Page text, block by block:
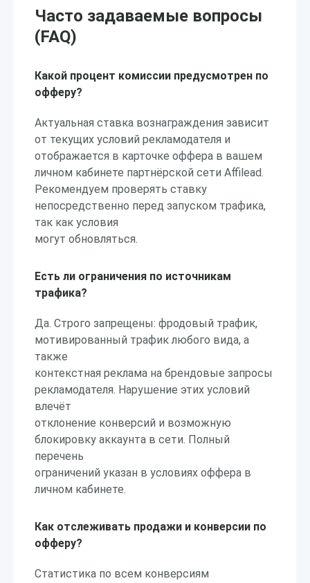
Часто задаваемые вопросы
(FAQ)
Какой процент комиссии предусмотрен по
офферу?
Актуальная ставка вознаграждения зависит
от текущих условий рекламодателя и
отображается в карточке оффера в вашем
личном кабинете партнёрской сети Affilead.
Рекомендуем проверять ставку
непосредственно перед запуском трафика,
так как условия
могут обновляться.
Есть ли ограничения по источникам
трафика?
Да. Строго запрещены: фродовый трафик,
мотивированный трафик любого вида, а
также
контекстная реклама на брендовые запросы
рекламодателя. Нарушение этих условий
влечёт
отклонение конверсий и возможную
блокировку аккаунта в сети. Полный
перечень
ограничений указан в условиях оффера в
личном кабинете.
Как отслеживать продажи и конверсии по
офферу?
Статистика по всем конверсиям